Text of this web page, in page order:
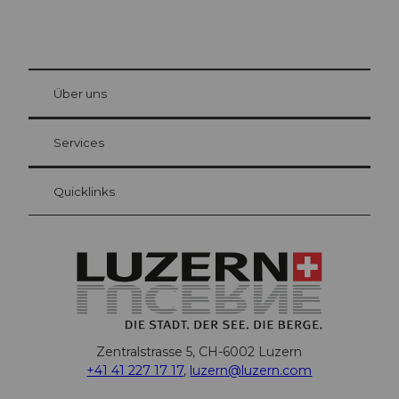
Gästekarte Luzern
Ihre Vorteile als Übernachtungsgast
at Bre
Über uns
Services
Quicklinks
Zentralstrasse 5, CH-6002 Luzern
+41 41 227 17 17, luzern@luzern.com